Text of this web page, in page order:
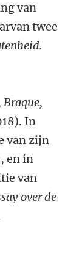
van
twee
In
van zijn
en in
van
over de